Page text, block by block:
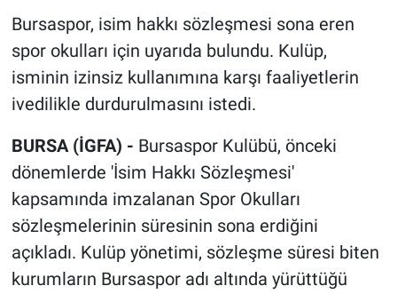
Bursaspor, isim hakkı sözleşmesi sona eren
spor okulları için uyarıda bulundu. Kulüp,
isminin izinsiz kullanımına karşı faaliyetlerin
ivedilikle durdurulmasını istedi.
BURSA (İGFA) - Bursaspor Kulübü, önceki
dönemlerde 'İsim Hakkı Sözleşmesi'
kapsamında imzalanan Spor Okulları
sözleşmelerinin süresinin sona erdiğini
açıkladı. Kulüp yönetimi, sözleşme süresi biten
kurumların Bursaspor adı altında yürüttüğü